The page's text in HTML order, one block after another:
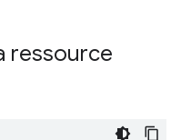
ressource